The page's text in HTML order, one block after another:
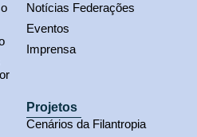
Notícias Federações
Eventos
Imprensa
Projetos
Cenários da Filantropia